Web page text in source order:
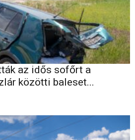
az idős sofőrt a
közötti baleset...